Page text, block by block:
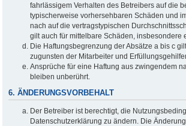
fahrlässigem Verhalten des Betreibers auf die
typischerweise vorhersehbaren Schäden und
nach auf die vertragstypischen
gilt auch für mittelbare Schäden, insbesondere
Die Haftungsbegrenzung der Absätze a bis c
zugunsten der Mitarbeiter und
Ansprüche für eine Haftung aus zwingendem
bleiben unberührt.
6. ÄNDERUNGSVORBEHALT
Der Betreiber ist berechtigt, die
Datenschutzerklärung zu ändern. Die